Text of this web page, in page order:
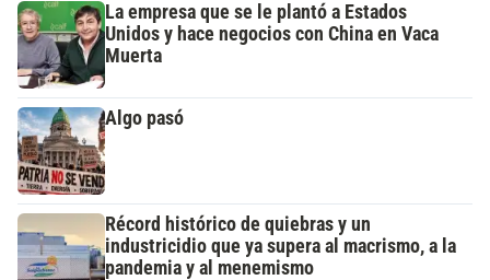
La empresa que se le plantó a Estados
Unidos y hace negocios con China en Vaca
Muerta
Algo pasó
Récord histórico de quiebras y un
industricidio que ya supera al macrismo, a la
pandemia y al menemismo